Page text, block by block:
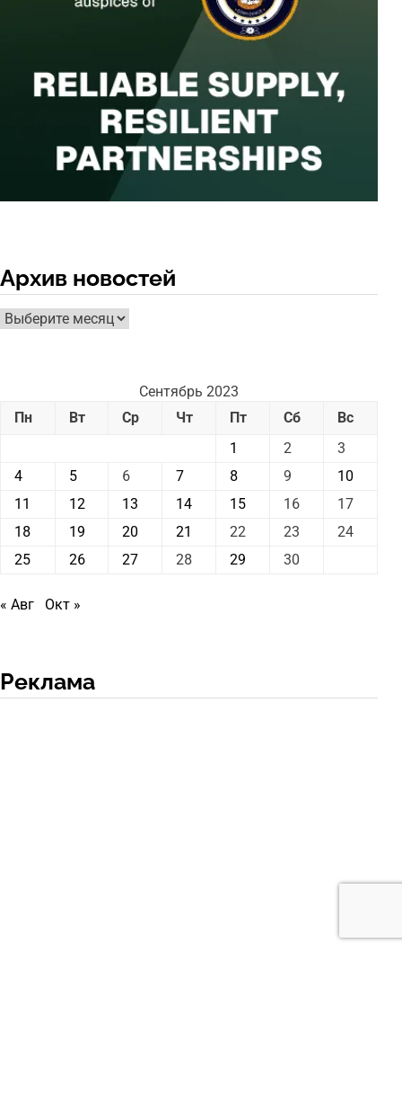
Архив новостей
Архив
новостей
Сентябрь 2023
Пн
Вт Ср Чт Пт Сб
Вс
1
2
3
4
5 6 7 8 9
10
11
12 13 14 15 16
17
18
19 20 21 22 23
24
25
26 27 28 29 30
« Авг Окт »
Реклама